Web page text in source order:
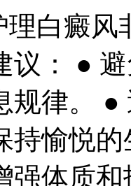
白癜风
议： ●
规律。
持愉悦
强体质